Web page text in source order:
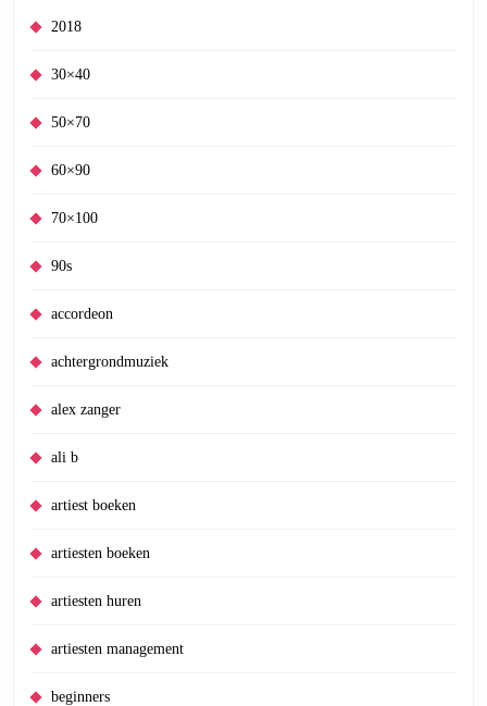
2018
30×40
50×70
60×90
70×100
90s
accordeon
achtergrondmuziek
alex zanger
ali b
artiest boeken
artiesten boeken
artiesten huren
artiesten management
beginners